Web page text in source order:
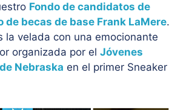
Fondo de candidatos de
de becas de base Frank LaMere.
la velada con una emocionante
organizada por el Jóvenes
Nebraska en el primer Sneaker